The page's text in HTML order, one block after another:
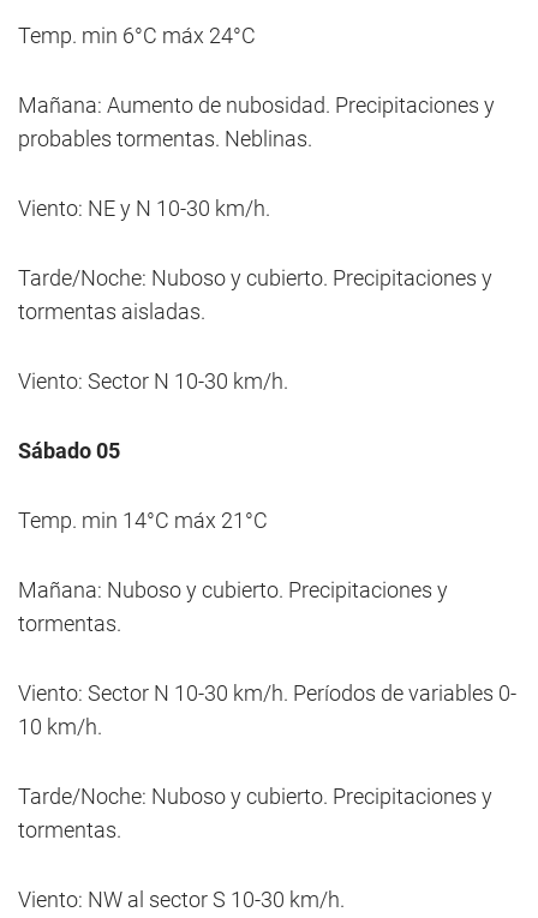
Temp. min 6°C máx 24°C
Mañana: Aumento de nubosidad. Precipitaciones y
probables tormentas. Neblinas.
Viento: NE y N 10-30 km/h.
Tarde/Noche: Nuboso y cubierto. Precipitaciones y
tormentas aisladas.
Viento: Sector N 10-30 km/h.
Sábado 05
Temp. min 14°C máx 21°C
Mañana: Nuboso y cubierto. Precipitaciones y
tormentas.
Viento: Sector N 10-30 km/h. Períodos de variables 0-
10 km/h.
Tarde/Noche: Nuboso y cubierto. Precipitaciones y
tormentas.
Viento: NW al sector S 10-30 km/h.